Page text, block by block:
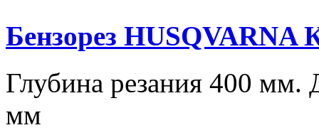
Бензорез HUSQVARNA
Глубина резания 400
мм